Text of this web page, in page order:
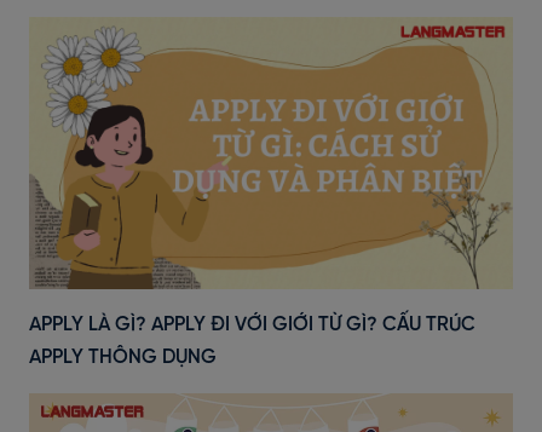
APPLY LÀ GÌ? APPLY ĐI VỚI GIỚI TỪ GÌ? CẤU TRÚC
APPLY THÔNG DỤNG